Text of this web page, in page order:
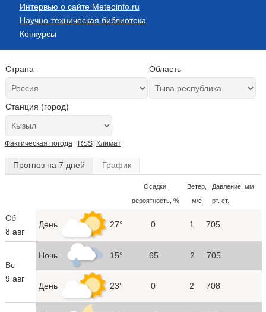
Интервью о сайте Meteoinfo.ru
Научно-техническая библиотека
Конкурсы
Страна Область
Станция (город)
Фактическая погода RSS Климат
Прогноз на 7 дней График
Осадки,
вероятность, %
Ветер,
м/с
Давление, мм
рт. ст.
Сб
8 авг
День 27° 0 1 705
Вс
9 авг
Ночь 15° 65 2 705
День 23° 0 2 708